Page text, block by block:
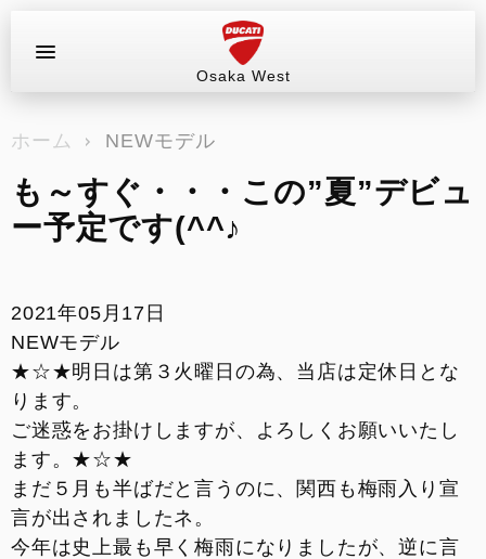
Osaka West
ラインアップ
サービス情報
試乗車
イベント&ツーリング
販売情報
お支払いシミュレーション
ホーム NEWモデル
も～すぐ・・・この”夏”デビュ
ー予定です(^^♪
2021年05月17日
NEWモデル
★☆★明日は第３火曜日の為、当店は定休日とな
ります。
ご迷惑をお掛けしますが、よろしくお願いいたし
ます。★☆★
まだ５月も半ばだと言うのに、関西も梅雨入り宣
言が出されましたネ。
今年は史上最も早く梅雨になりましたが、逆に言